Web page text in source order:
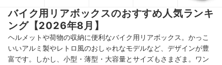
バイク用リアボックスのおすすめ人気ランキ
ング【2026年8月】
ヘルメットや荷物の収納に便利なバイク用リアボックス。かっこ
いいアルミ製やレトロ風のおしゃれなモデルなど、デザインが豊
富です。しかし、小型・薄型・大容量とサイズもさまざま。ワン